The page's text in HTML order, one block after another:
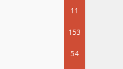
11
153
54